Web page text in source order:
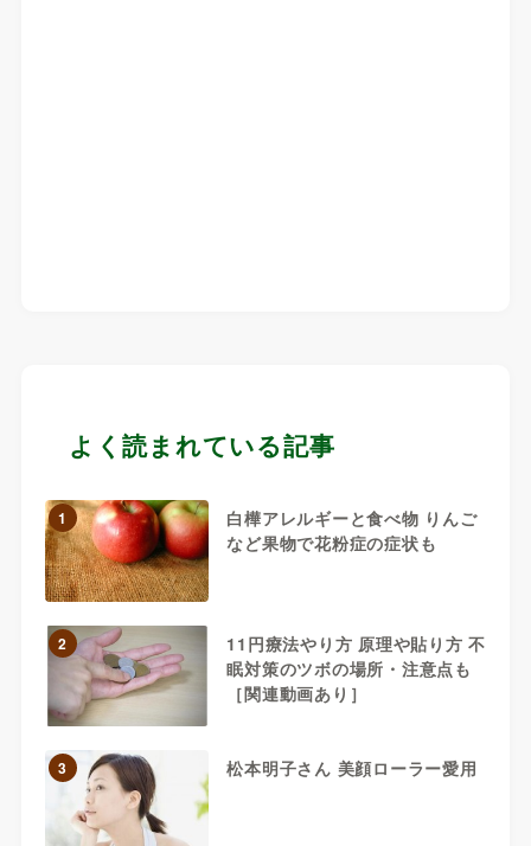
よく読まれている記事
1
白樺アレルギーと食べ物 りんご
など果物で花粉症の症状も
2
11円療法やり方 原理や貼り方 不
眠対策のツボの場所・注意点も
［関連動画あり］
3 松本明子さん 美顔ローラー愛用